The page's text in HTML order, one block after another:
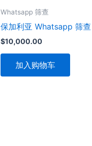
Whatsapp 筛查
保加利亚 Whatsapp 筛
$10,000.00
加入购物车